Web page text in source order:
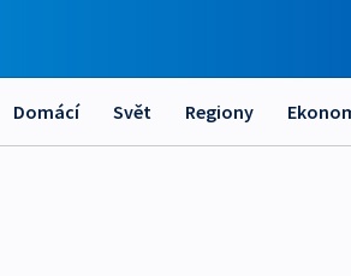
Domácí Svět Regiony